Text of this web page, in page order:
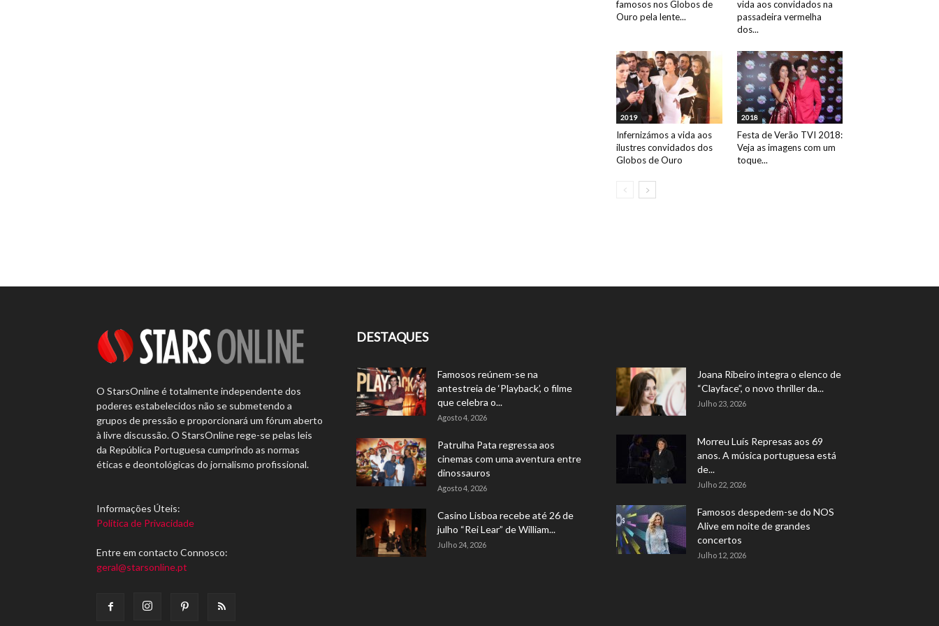
famosos nos Globos de
Ouro pela lente...
vida aos convidados na
passadeira vermelha
dos...
2019
Infernizámos a vida aos
ilustres convidados dos
Globos de Ouro
2018
Festa de Verão TVI 2018:
Veja as imagens com um
toque...
O StarsOnline é totalmente independente dos
poderes estabelecidos não se submetendo a
grupos de pressão e proporcionará um fórum aberto
à livre discussão. O StarsOnline rege-se pelas leis
da República Portuguesa cumprindo as normas
éticas e deontológicas do jornalismo profissional.
Informações Úteis:
Política de Privacidade
Entre em contacto Connosco:
geral@starsonline.pt
DESTAQUES
Famosos reúnem-se na
antestreia de ‘Playback’, o filme
que celebra o...
Agosto 4, 2026
Patrulha Pata regressa aos
cinemas com uma aventura entre
dinossauros
Agosto 4, 2026
Casino Lisboa recebe até 26 de
julho “Rei Lear” de William...
Julho 24, 2026
Joana Ribeiro integra o elenco de
“Clayface”, o novo thriller da...
Julho 23, 2026
Morreu Luís Represas aos 69
anos. A música portuguesa está
de...
Julho 22, 2026
Famosos despedem-se do NOS
Alive em noite de grandes
concertos
Julho 12, 2026